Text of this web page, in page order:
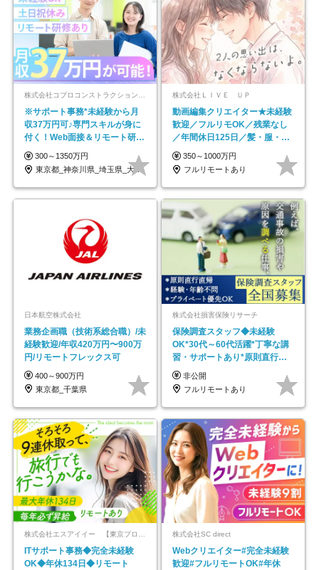
※サポート事務*未経験から月
収37万円可♪専門スキルが身に
付く！Web面接＆リモート研修
も充実♪/a
300～1350万円
東京都_神奈川県_埼玉県_大阪府_愛知県…
株式会社ＬＩＶＥ ＵＰ
動画編集クリエイター★未経験
歓迎／フルリモOK／残業なし
／年間休日125日／髪・服・ネ
イル自由／研修充実で安心
350～1000万円
フルリモートあり
日本航空株式会社
業務企画職（技術系総合職）/未
経験歓迎/年収420万円〜900万
円/リモートフレックス可
400～900万円
東京都_千葉県
株式会社損害保険リサーチ
保険調査スタッフ◆未経験
OK*30代～60代活躍*丁寧な講
習・サポートあり*原則直行直
帰／全国募集・業務委託
非公開
フルリモートあり
ITサポート事務◆完全未経験
OK◆年休134日◆リモート
株式会社SC direct
Webクリエイター#完全未経験
歓迎#フルリモートOK#年休